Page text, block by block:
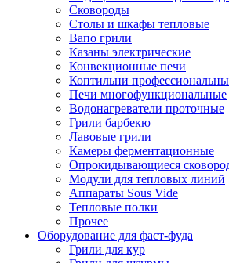
Сковороды
Столы и шкафы тепловые
Вапо грили
Казаны электрические
Конвекционные печи
Коптильни
Печи многофункциональные
Водонагреватели проточные
Грили барбекю
Лавовые грили
Камеры ферментационные
Опрокидывающиеся
Модули для тепловых линий
Аппараты Sous Vide
Тепловые полки
Прочее
Оборудование для фаст-фуда
Грили для кур